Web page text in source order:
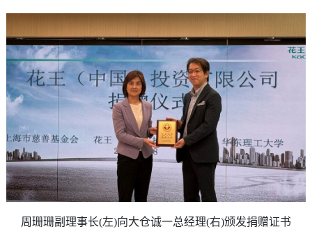
周珊珊副理事长(左)向大仓诚一总经理(右)颁发捐赠证书